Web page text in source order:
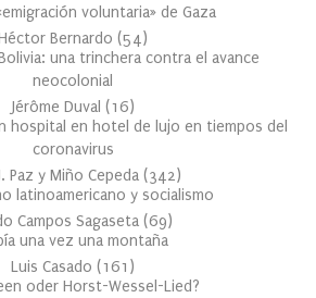
voluntaria» de Gaza
Bernardo (54)
una trinchera contra el avance
neocolonial
Jérôme Duval (16)
hospital en hotel de lujo en tiempos del
coronavirus
Paz y Miño Cepeda (342)
latinoamericano y socialismo
Campos Sagaseta (69)
una vez una montaña
Luis Casado (161 )
oder Horst-Wessel-Lied?